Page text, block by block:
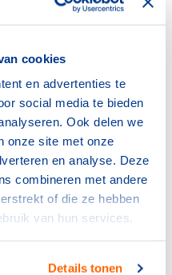
cookies
en advertenties te
social media te bieden
Ook delen we
onze site met onze
en analyse. Deze
combineren met andere
of die ze hebben
van hun services.
Details tonen
die namens
ontwerpt, kwamen
optimale pak voor Bos.
een plan van wat we
tijdens het testen
met Sportconfex
het pak veranderd en
verkleinde.